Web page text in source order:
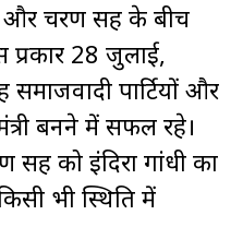
और चरण सिंह के बीच
28 जुलाई,
पार्टियों और
बनने में सफल रहे।
सिंह को इंदिरा गांधी का
भी स्थिति में